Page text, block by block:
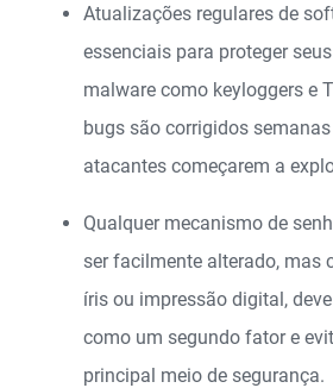
Atualizações regulares de
essenciais para proteger
malware como keyloggers e
bugs são corrigidos
atacantes começarem a
Qualquer mecanismo de
ser facilmente alterado, mas
íris ou impressão digital,
como um segundo fator e
principal meio de segurança.